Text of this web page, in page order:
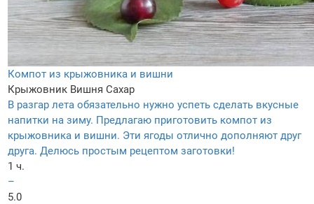
Компот из крыжовника и вишни
Крыжовник Вишня Сахар
В разгар лета обязательно нужно успеть сделать вкусные
напитки на зиму. Предлагаю приготовить компот из
крыжовника и вишни. Эти ягоды отлично дополняют друг
друга. Делюсь простым рецептом заготовки!
1 ч.
–
5.0